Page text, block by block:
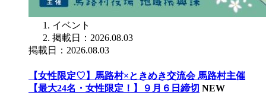
イベント
掲載日：2026.08.03
掲載日：2026.08.03
【女性限定♡】馬路村×ときめき交流会 馬路村主催
【最大24名・女性限定！】９月６日締切 NEW